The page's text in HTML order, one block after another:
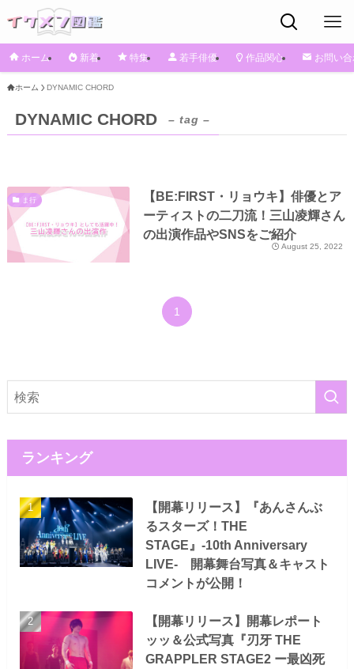
ホーム 新着 特集 若手俳優 作品関心 お問い
ホーム DYNAMIC CHORD
DYNAMIC CHORD – tag –
ま行
【BE:FIRST・リョウキ】俳優とア
ーティストの二刀流！三山凌輝さん
の出演作品やSNSをご紹介
August 25, 2022
1
ランキング
【開幕リリース】『あんさんぶ
るスターズ！THE
STAGE』-10th Anniversary
LIVE- 開幕舞台写真＆キャスト
コメントが公開！
【開幕リリース】開幕レポート
ッッ＆公式写真『刃牙 THE
GRAPPLER STAGE2 ー最凶死